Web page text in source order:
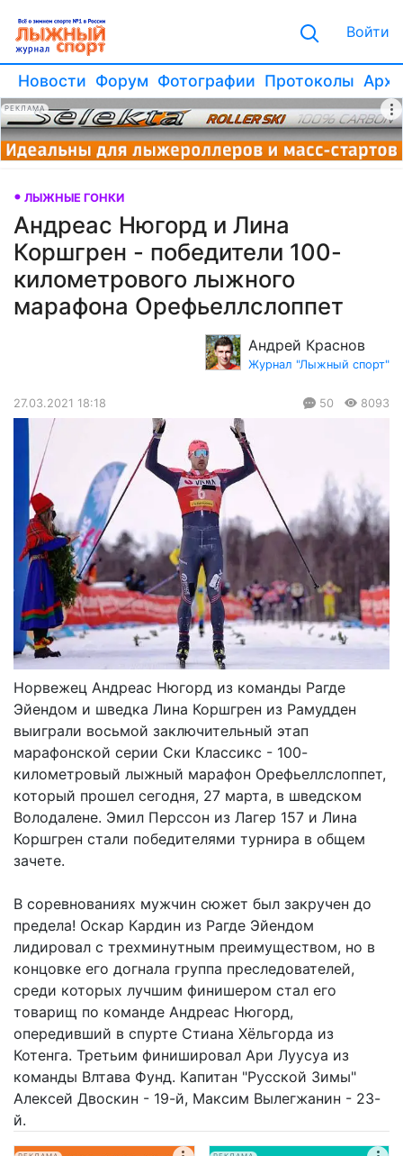
Войти
Новости Форум Фотографии Протоколы
РЕКЛАМА
ЛЫЖНЫЕ ГОНКИ
Андреас Нюгорд и Лина
Коршгрен - победители 100-
километрового лыжного
марафона Орефьеллслоппет
Андрей Краснов
Журнал "Лыжный спорт"
27.03.2021 18:18 50 8093
Норвежец Андреас Нюгорд из команды Рагде
Эйендом и шведка Лина Коршгрен из Рамудден
выиграли восьмой заключительный этап
марафонской серии Ски Классикс - 100-
километровый лыжный марафон Орефьеллслоппет,
который прошел сегодня, 27 марта, в шведском
Володалене. Эмил Перссон из Лагер 157 и Лина
Коршгрен стали победителями турнира в общем
зачете.
В соревнованиях мужчин сюжет был закручен до
предела! Оскар Кардин из Рагде Эйендом
лидировал с трехминутным преимуществом, но в
концовке его догнала группа преследователей,
среди которых лучшим финишером стал его
товарищ по команде Андреас Нюгорд,
опередивший в спурте Стиана Хёльгорда из
Котенга. Третьим финишировал Ари Луусуа из
команды Влтава Фунд. Капитан "Русской Зимы"
Алексей Двоскин - 19-й, Максим Вылегжанин - 23-
й.